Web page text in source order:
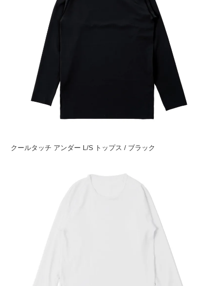
クールタッチ アンダー L/S トップス / ブラック